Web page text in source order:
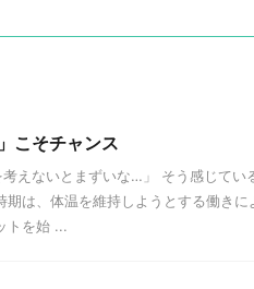
こそチャンス
考えないとまずいな…」 そう感じてい
期は、体温を維持しようとする働きに
トを始 ...